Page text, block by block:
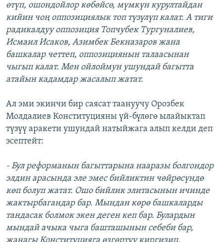
өтүп, ошондойлор көбөйсө, мүмкүн курултайдан
кийин чоң оппозициялык топ түзүлүп калат. А тиги
радикалдуу оппозиция Топчубек Тургуналиев,
Исмаил Исаков, Азимбек Бекназаров жана
башкалар четтеп, оппозициянын талаасынан
чыгып калат. Мен ойлоймун ушундай багытта
атайын кадамдар жасалып жатат.
Ал эми экинчи бир саясат таануучу Орозбек
Молдалиев Конституцияны үй-бүлөгө ылайыктап
түзүү аракети ушундай натыйжага алып келди деп
эсептейт:
- Бул реформанын багыттарына нааразы болгондор
элдин арасында эле эмес бийликтин чөйрөсүндө
көп болуп жатат. Ошо бийлик элитасынын ичинде
жактырбагандар бар. Мындан көрө башкаларды
тандасак болмок экен деген кеп бар. Булардын
мындай ачыка чыга башташынын себеби бар,